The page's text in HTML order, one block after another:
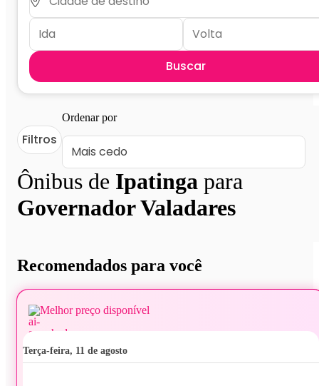
Buscar
Ônibus de Ipatinga para
Governador Valadares
Filtros
Ordenar por
Recomendados para você
Melhor preço disponível
terça-feira, 11 de agosto